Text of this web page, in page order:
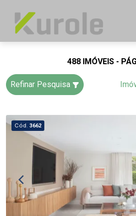
488 IMÓVEIS -
Refinar Pesquisa
Cód. 3662